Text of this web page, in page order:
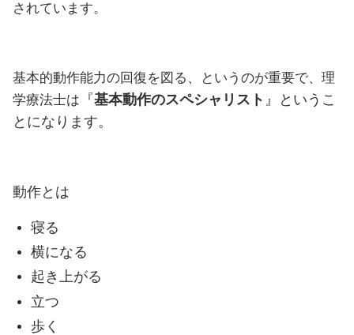
されています。
基本的動作能力の回復を図る、というのが重要で、理
学療法士は 『基本動作のスペシャリスト 』というこ
とになります。
動作とは
寝る
横になる
起き上がる
立つ
歩く